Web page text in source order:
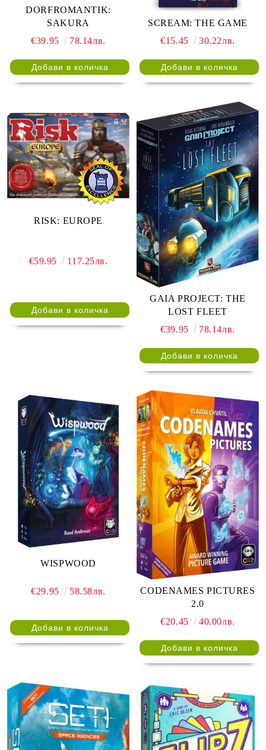
DORFROMANTIK:
SAKURA
€39.95
78.14лв.
SCREAM: THE GAME
€15.45
30.22лв.
RISK: EUROPE
€59.95 117.25лв.
GAIA PROJECT: THE
LOST FLEET
€39.95
78.14лв.
WISPWOOD
€29.95 58.58лв.
CODENAMES PICTURES
2.0
€20.45
40.00лв.